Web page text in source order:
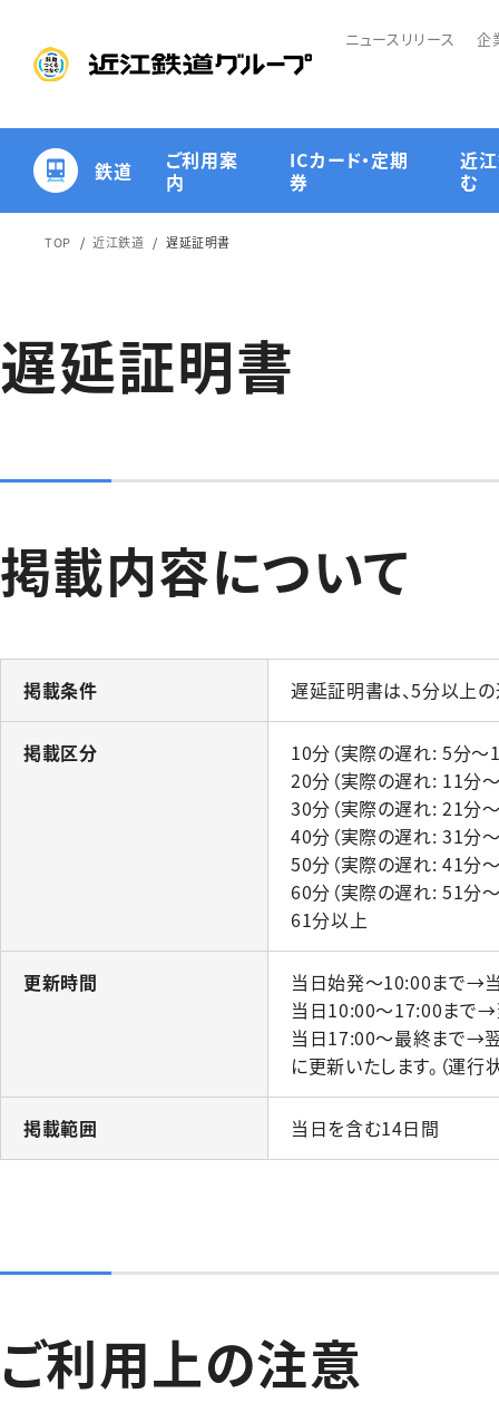
ニュースリリース 企
鉄道
ご利用案
内
その他ご利用にあたっ
ICカード・定期
券
近
む
近江鉄道キャラクター
TOP 近江鉄道 遅延証明書
遅延証明書
掲載内容について
掲載条件 遅延証明書は、5分以上
掲載区分
10分（実際の遅れ: 5分～
20分（実際の遅れ: 11分
30分（実際の遅れ: 21分
40分（実際の遅れ: 31分
50分（実際の遅れ: 41分
60分（実際の遅れ: 51分
61分以上
更新時間
当日始発～10:00まで→
当日10:00～17:00まで
当日17:00～最終まで→
に更新いたします。（運行
掲載範囲 当日を含む14日間
ご利用上の注意